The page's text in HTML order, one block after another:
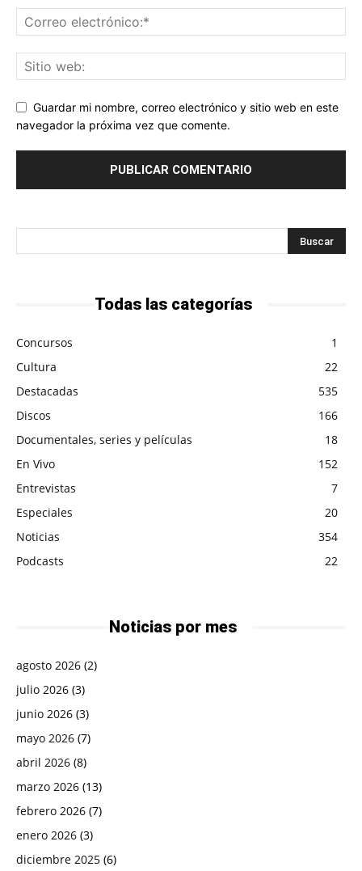
Guardar mi nombre, correo electrónico y sitio web en este
navegador la próxima vez que comente.
Todas las categorías
Concursos
1
Cultura
22
Destacadas
535
Discos
166
Documentales, series y películas
18
En Vivo
152
Entrevistas
7
Especiales
20
Noticias
354
Podcasts
22
Noticias por mes
agosto 2026 (2)
julio 2026 (3)
junio 2026 (3)
mayo 2026 (7)
abril 2026 (8)
marzo 2026 (13)
febrero 2026 (7)
enero 2026 (3)
diciembre 2025 (6)